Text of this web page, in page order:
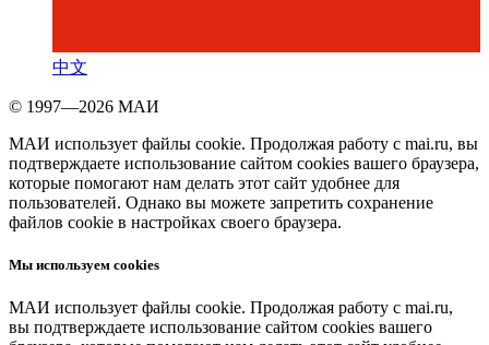
中文
© 1997—2026 МАИ
МАИ использует файлы cookie. Продолжая работу с mai.ru, вы
подтверждаете использование сайтом cookies вашего браузера,
которые помогают нам делать этот сайт удобнее для
пользователей. Однако вы можете запретить сохранение
файлов cookie в настройках своего браузера.
Мы используем cookies
МАИ использует файлы cookie. Продолжая работу с mai.ru,
вы подтверждаете использование сайтом cookies вашего